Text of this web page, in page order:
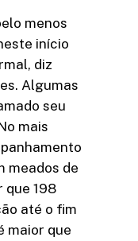
menos
início
diz
Algumas
seu
mais
meados de
que 198
até o fim
maior que